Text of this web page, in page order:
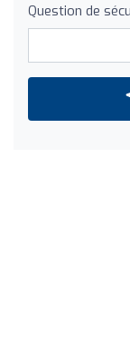
Question de